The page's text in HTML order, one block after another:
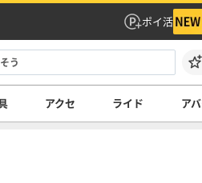
ポイ活
アクセ ライド ア